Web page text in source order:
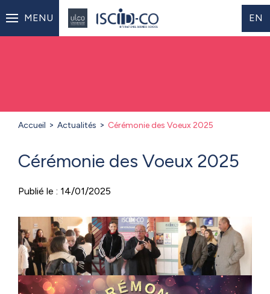
MENU EN
Accueil Actualités Cérémonie des Voeux 2025
Cérémonie des Voeux 2025
Publié le : 14/01/2025